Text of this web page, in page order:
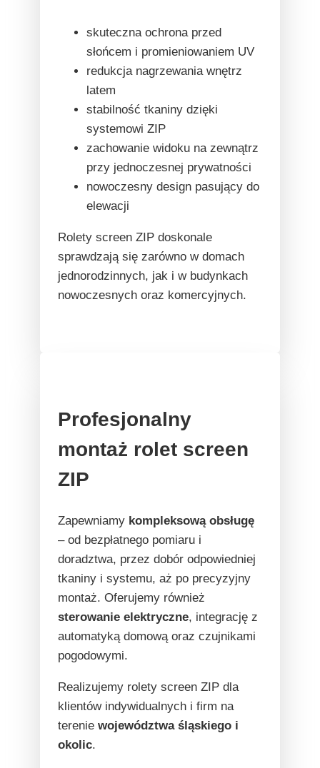
skuteczna ochrona przed
słońcem i promieniowaniem UV
redukcja nagrzewania wnętrz
latem
stabilność tkaniny dzięki
systemowi ZIP
zachowanie widoku na zewnątrz
przy jednoczesnej prywatności
nowoczesny design pasujący do
elewacji
Rolety screen ZIP doskonale
sprawdzają się zarówno w domach
jednorodzinnych, jak i w budynkach
nowoczesnych oraz komercyjnych.
Profesjonalny
montaż rolet screen
ZIP
Zapewniamy kompleksową obsługę
– od bezpłatnego pomiaru i
doradztwa, przez dobór odpowiedniej
tkaniny i systemu, aż po precyzyjny
montaż. Oferujemy również
sterowanie elektryczne, integrację z
automatyką domową oraz czujnikami
pogodowymi.
Realizujemy rolety screen ZIP dla
klientów indywidualnych i firm na
terenie województwa śląskiego i
okolic.